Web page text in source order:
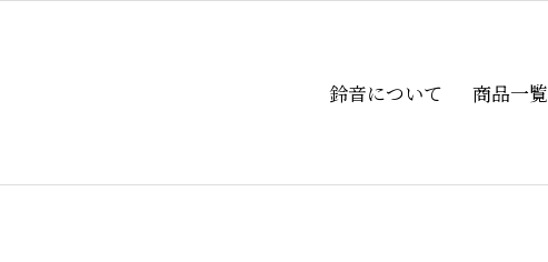
鈴音について 商品一覧